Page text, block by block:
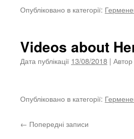
Опубліковано в категорії:
Videos about
Дата публікації 13/08/2018 | Автор
Опубліковано в категорії:
← Попередні записи